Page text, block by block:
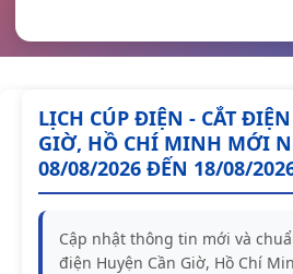
LỊCH CÚP ĐIỆN - CẮT
GIỜ, HỒ CHÍ MINH MỚI
08/08/2026 ĐẾN 18/08/
Cập nhật thông tin mới và
điện Huyện Cần Giờ, Hồ Chí